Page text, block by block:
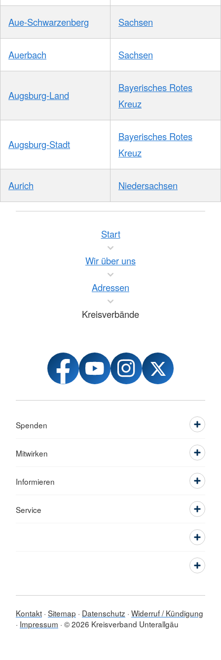
Aue-Schwarzenberg Sachsen
Auerbach Sachsen
Augsburg-Land
Bayerisches Rotes
Kreuz
Augsburg-Stadt
Bayerisches Rotes
Kreuz
Aurich Niedersachsen
Start
Wir über uns
Adressen
Kreisverbände
Spenden
Mitwirken
Informieren
Service
Kontakt Sitemap Datenschutz Widerruf / Kündigung
Impressum © 2026 Kreisverband Unterallgäu